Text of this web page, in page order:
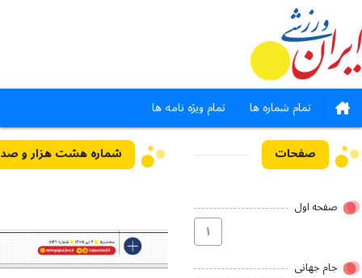
تمام شماره ها تمام ویژه نامه ها
صفحات
صفحه اول
۱
جام جهانی
شماره هشت هزار و صد و